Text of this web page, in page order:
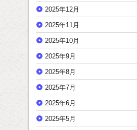
2025年12月
2025年11月
2025年10月
2025年9月
2025年8月
2025年7月
2025年6月
2025年5月